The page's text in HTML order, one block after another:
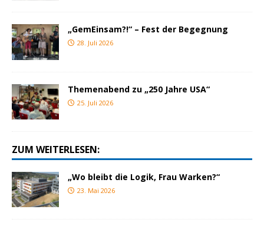
„GemEinsam?!“ – Fest der Begegnung
28. Juli 2026
Themenabend zu „250 Jahre USA“
25. Juli 2026
ZUM WEITERLESEN:
„Wo bleibt die Logik, Frau Warken?“
23. Mai 2026